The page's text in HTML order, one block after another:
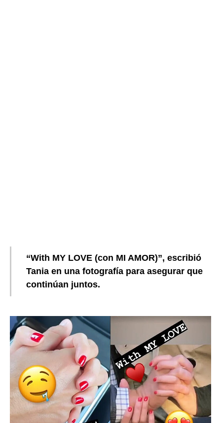
“With MY LOVE (con MI AMOR)”, escribió
Tania en una fotografía para asegurar que
continúan juntos.